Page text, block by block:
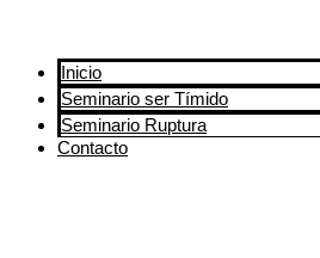
Inicio
Seminario ser Tímido
Seminario Ruptura
Contacto